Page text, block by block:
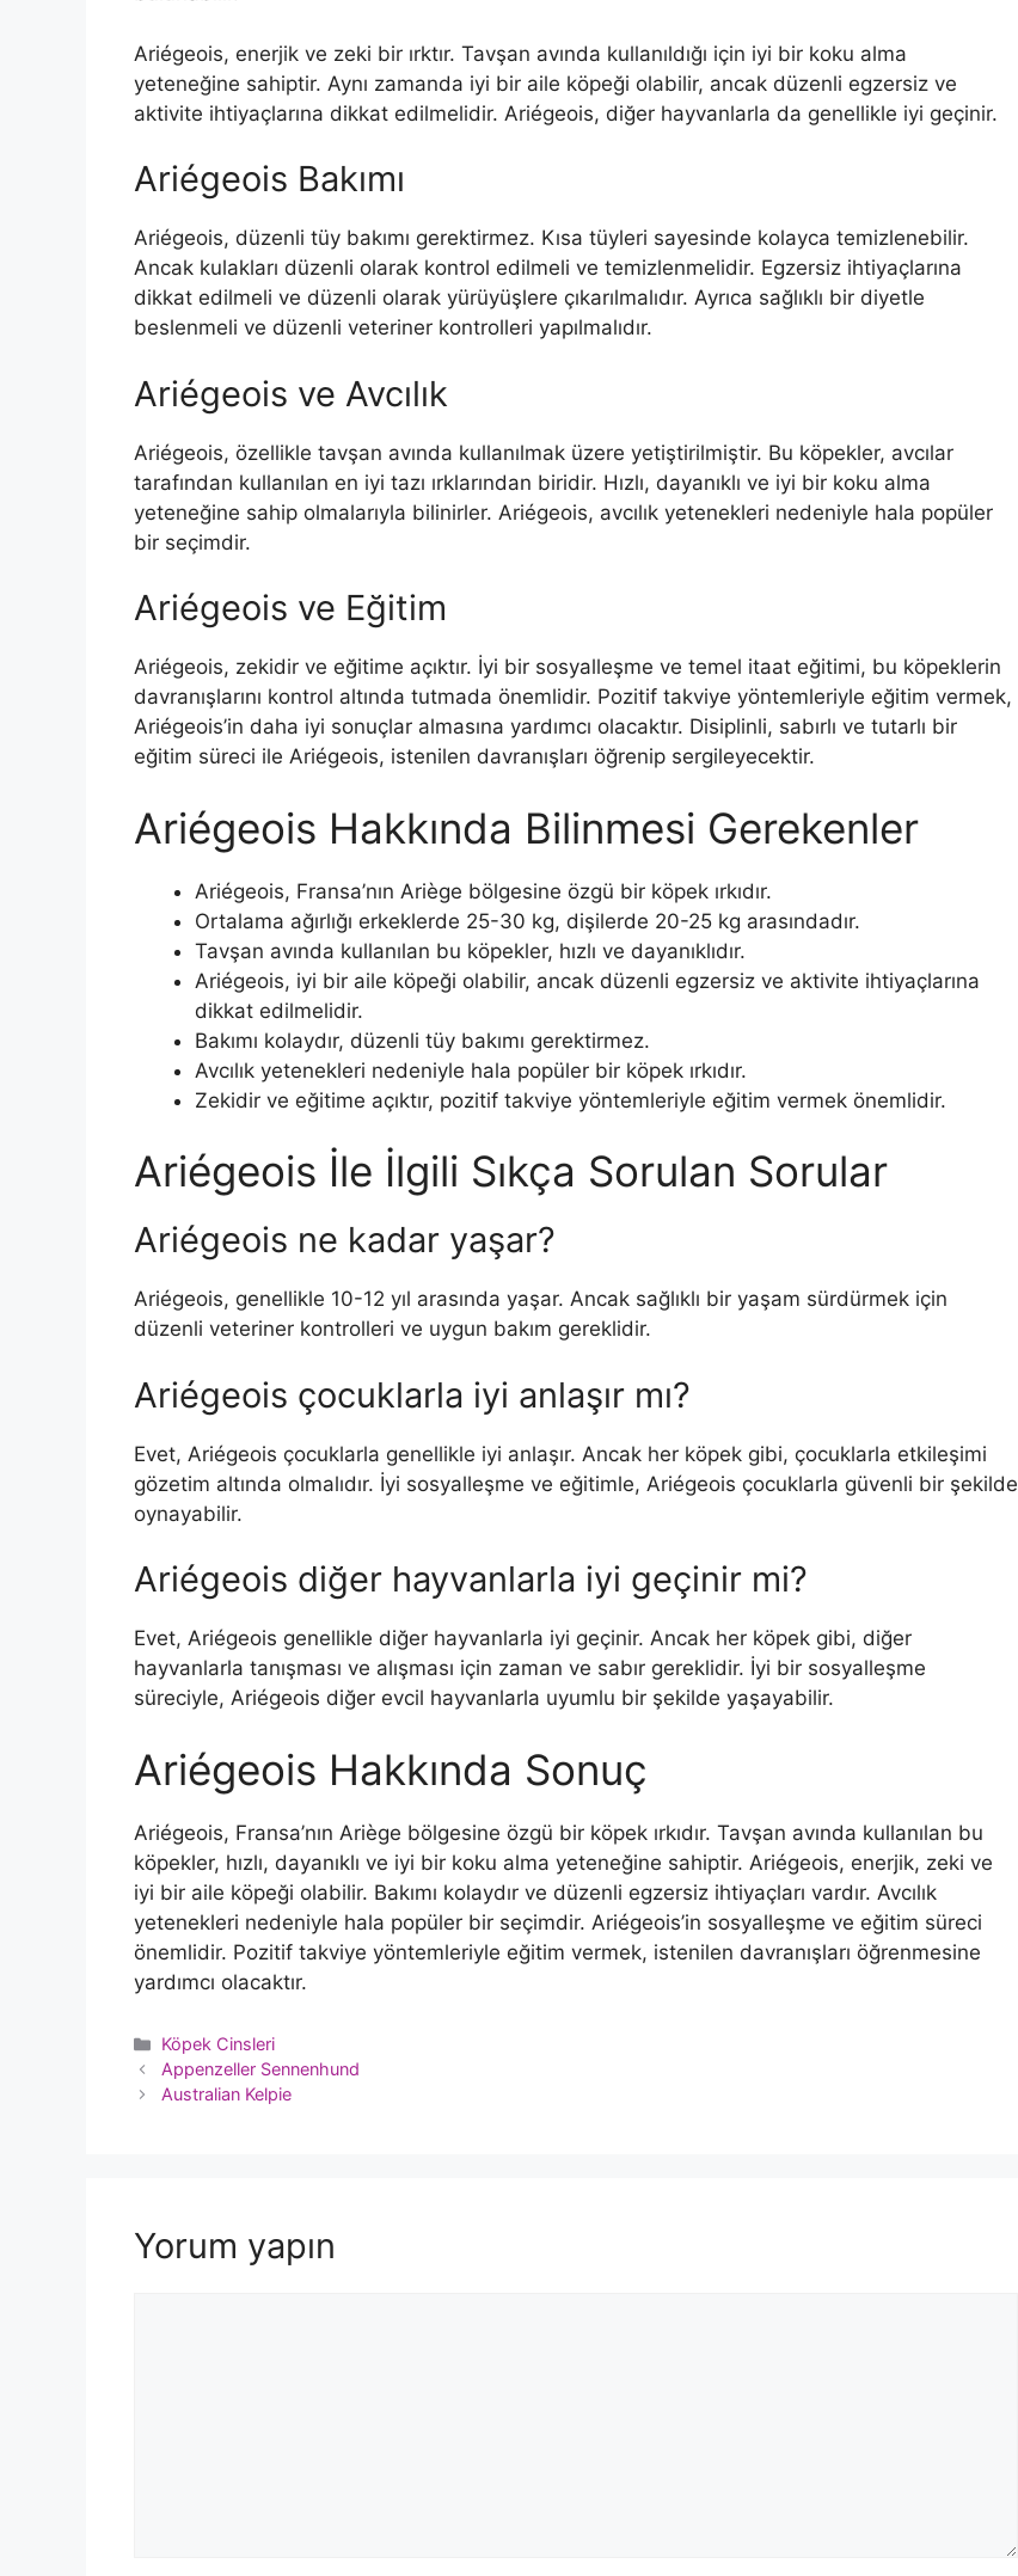
Ariégeois, enerjik ve zeki bir ırktır. Tavşan avında kullanıldığı için iyi bir koku alma
yeteneğine sahiptir. Aynı zamanda iyi bir aile köpeği olabilir, ancak düzenli egzersiz ve
aktivite ihtiyaçlarına dikkat edilmelidir. Ariégeois, diğer hayvanlarla da genellikle iyi geçinir.
Ariégeois Bakımı
Ariégeois, düzenli tüy bakımı gerektirmez. Kısa tüyleri sayesinde kolayca temizlenebilir.
Ancak kulakları düzenli olarak kontrol edilmeli ve temizlenmelidir. Egzersiz ihtiyaçlarına
dikkat edilmeli ve düzenli olarak yürüyüşlere çıkarılmalıdır. Ayrıca sağlıklı bir diyetle
beslenmeli ve düzenli veteriner kontrolleri yapılmalıdır.
Ariégeois ve Avcılık
Ariégeois, özellikle tavşan avında kullanılmak üzere yetiştirilmiştir. Bu köpekler, avcılar
tarafından kullanılan en iyi tazı ırklarından biridir. Hızlı, dayanıklı ve iyi bir koku alma
yeteneğine sahip olmalarıyla bilinirler. Ariégeois, avcılık yetenekleri nedeniyle hala popüler
bir seçimdir.
Ariégeois ve Eğitim
Ariégeois, zekidir ve eğitime açıktır. İyi bir sosyalleşme ve temel itaat eğitimi, bu köpeklerin
davranışlarını kontrol altında tutmada önemlidir. Pozitif takviye yöntemleriyle eğitim vermek,
Ariégeois’in daha iyi sonuçlar almasına yardımcı olacaktır. Disiplinli, sabırlı ve tutarlı bir
eğitim süreci ile Ariégeois, istenilen davranışları öğrenip sergileyecektir.
Ariégeois Hakkında Bilinmesi Gerekenler
Ariégeois, Fransa’nın Ariège bölgesine özgü bir köpek ırkıdır.
Ortalama ağırlığı erkeklerde 25-30 kg, dişilerde 20-25 kg arasındadır.
Tavşan avında kullanılan bu köpekler, hızlı ve dayanıklıdır.
Ariégeois, iyi bir aile köpeği olabilir, ancak düzenli egzersiz ve aktivite ihtiyaçlarına
dikkat edilmelidir.
Bakımı kolaydır, düzenli tüy bakımı gerektirmez.
Avcılık yetenekleri nedeniyle hala popüler bir köpek ırkıdır.
Zekidir ve eğitime açıktır, pozitif takviye yöntemleriyle eğitim vermek önemlidir.
Ariégeois İle İlgili Sıkça Sorulan Sorular
Ariégeois ne kadar yaşar?
Ariégeois, genellikle 10-12 yıl arasında yaşar. Ancak sağlıklı bir yaşam sürdürmek için
düzenli veteriner kontrolleri ve uygun bakım gereklidir.
Ariégeois çocuklarla iyi anlaşır mı?
Evet, Ariégeois çocuklarla genellikle iyi anlaşır. Ancak her köpek gibi, çocuklarla etkileşimi
gözetim altında olmalıdır. İyi sosyalleşme ve eğitimle, Ariégeois çocuklarla güvenli bir şekilde
oynayabilir.
Ariégeois diğer hayvanlarla iyi geçinir mi?
Evet, Ariégeois genellikle diğer hayvanlarla iyi geçinir. Ancak her köpek gibi, diğer
hayvanlarla tanışması ve alışması için zaman ve sabır gereklidir. İyi bir sosyalleşme
süreciyle, Ariégeois diğer evcil hayvanlarla uyumlu bir şekilde yaşayabilir.
Ariégeois Hakkında Sonuç
Ariégeois, Fransa’nın Ariège bölgesine özgü bir köpek ırkıdır. Tavşan avında kullanılan bu
köpekler, hızlı, dayanıklı ve iyi bir koku alma yeteneğine sahiptir. Ariégeois, enerjik, zeki ve
iyi bir aile köpeği olabilir. Bakımı kolaydır ve düzenli egzersiz ihtiyaçları vardır. Avcılık
yetenekleri nedeniyle hala popüler bir seçimdir. Ariégeois’in sosyalleşme ve eğitim süreci
önemlidir. Pozitif takviye yöntemleriyle eğitim vermek, istenilen davranışları öğrenmesine
yardımcı olacaktır.
Kategoriler
Köpek Cinsleri
Appenzeller Sennenhund
Australian Kelpie
Yorum yapın